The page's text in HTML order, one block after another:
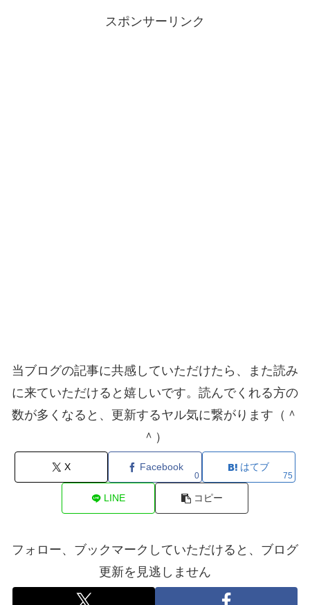
スポンサーリンク
当ブログの記事に共感していただけたら、また読み
に来ていただけると嬉しいです。読んでくれる方の
数が多くなると、更新するヤル気に繋がります（＾
＾）
X Facebook
0
はてブ
75
LINE コピー
フォロー、ブックマークしていただけると、ブログ
更新を見逃しません